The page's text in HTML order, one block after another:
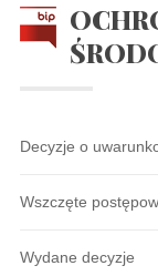
Decyzje o
Wszczęte
Wydane decyzje